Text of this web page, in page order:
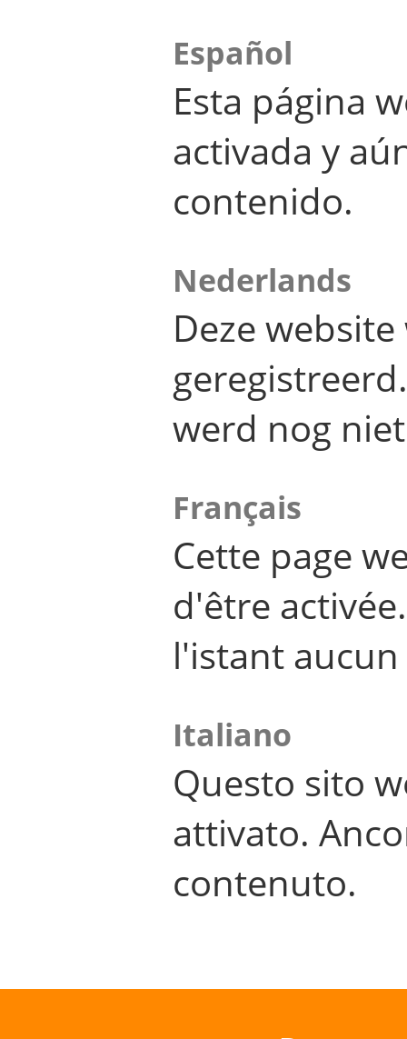
Español
Esta página
activada y
contenido.
Nederlands
Deze
werd nog
Français
Cette page
d'être
l'istant
Italiano
Questo sito
attivato.
contenuto.